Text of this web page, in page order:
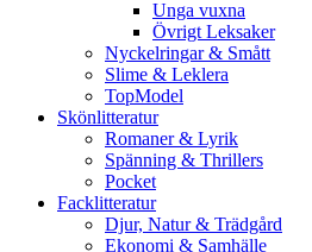
Unga vuxna
Övrigt Leksaker
Nyckelringar & Smått
Slime & Leklera
TopModel
Skönlitteratur
Romaner & Lyrik
Spänning & Thrillers
Pocket
Facklitteratur
Djur, Natur & Trädgård
Ekonomi & Samhälle